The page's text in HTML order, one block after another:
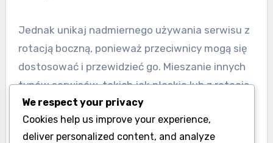
Jednak unikaj nadmiernego używania serwisu z
rotacją boczną, ponieważ przeciwnicy mogą się
dostosować i przewidzieć go. Mieszanie innych
typów serwisów, takich jak płaskie lub z rotacją
topspin, może sprawić, że przeciwnicy będą mieli
trudności z przewidzeniem twoich ruchów.
We respect your privacy
Cookies help us improve your experience,
deliver personalized content, and analyze